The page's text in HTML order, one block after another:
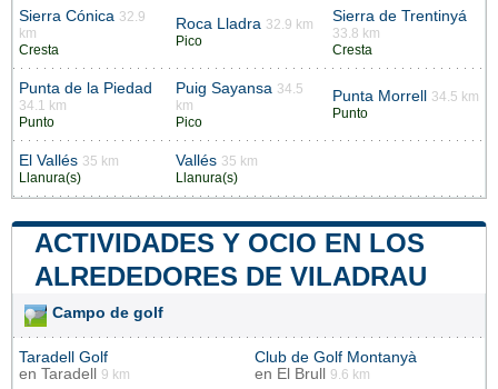
Sierra Cónica 32.9
km
Cresta
Roca Lladra 32.9 km
Pico
Sierra de Trentinyá
33.8 km
Cresta
Punta de la Piedad
34.1 km
Punto
Puig Sayansa 34.5
km
Pico
Punta Morrell
34.5 km
Punto
El Vallés 35 km
Llanura(s)
Vallés 35 km
Llanura(s)
ACTIVIDADES Y OCIO EN LOS
ALREDEDORES DE VILADRAU
Campo de golf
Taradell Golf
en Taradell 9 km
Club de Golf Montanyà
en El Brull 9.6 km